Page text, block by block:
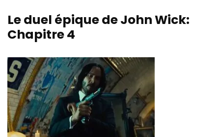
Le duel épique de John Wick:
Chapitre 4